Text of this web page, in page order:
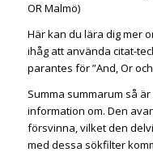
OR Malmö)
Här kan du lära dig mer
ihåg att använda citat-
parantes för ”And, Or
Summa summarum så
information om. Den
försvinna, vilket den
med dessa sökfilter